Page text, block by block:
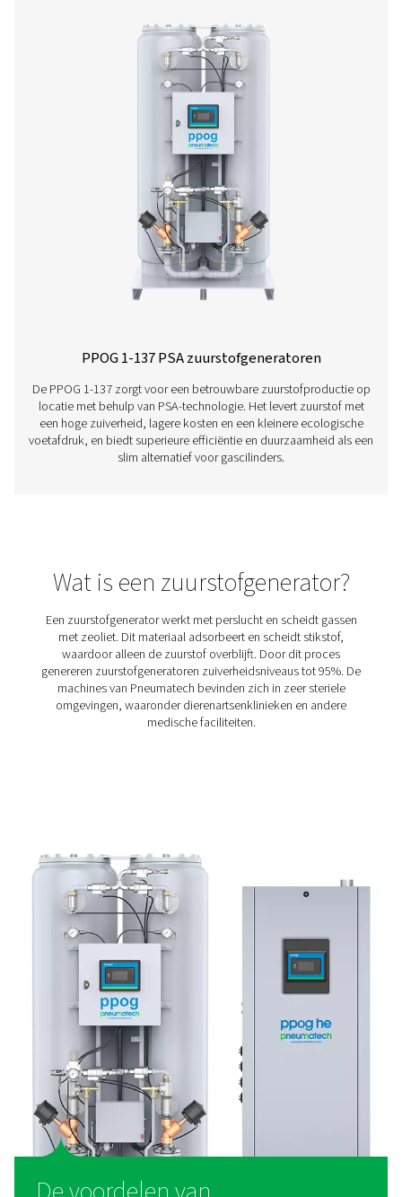
PPOG 2-18 HE PSA-
De PPOG 2-18 HE levert het zuurstofvolume, de
betrouwbaarheid die u nodig hebt tegen een enorm
en een kleinere ecologische voetafdruk.
PPOG 1-137 PSA zuurstofgeneratoren
De PPOG 1-137 zorgt voor een betrouwbare
locatie met behulp van PSA-technologie. Het levert
een hoge zuiverheid, lagere kosten en een kleinere
voetafdruk, en biedt superieure efficiëntie en
slim alternatief voor gascilinders.
Wat is een
Een zuurstofgenerator werkt met perslucht en